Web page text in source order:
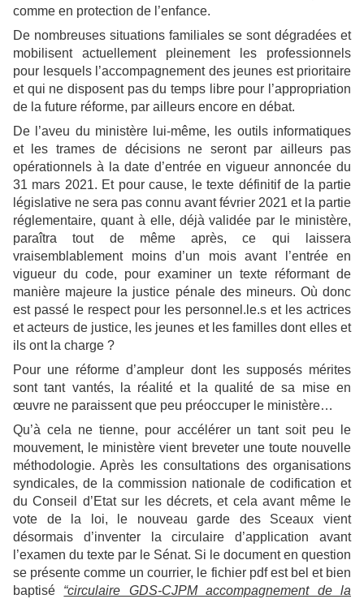
comme en protection de l’enfance.
De nombreuses situations familiales se sont dégradées et
mobilisent actuellement pleinement les professionnels
pour lesquels l’accompagnement des jeunes est prioritaire
et qui ne disposent pas du temps libre pour l’appropriation
de la future réforme, par ailleurs encore en débat.
De l’aveu du ministère lui-même, les outils informatiques
et les trames de décisions ne seront par ailleurs pas
opérationnels à la date d’entrée en vigueur annoncée du
31 mars 2021. Et pour cause, le texte définitif de la partie
législative ne sera pas connu avant février 2021 et la partie
réglementaire, quant à elle, déjà validée par le ministère,
paraîtra tout de même après, ce qui laissera
vraisemblablement moins d’un mois avant l’entrée en
vigueur du code, pour examiner un texte réformant de
manière majeure la justice pénale des mineurs. Où donc
est passé le respect pour les personnel.le.s et les actrices
et acteurs de justice, les jeunes et les familles dont elles et
ils ont la charge ?
Pour une réforme d’ampleur dont les supposés mérites
sont tant vantés, la réalité et la qualité de sa mise en
œuvre ne paraissent que peu préoccuper le ministère…
Qu’à cela ne tienne, pour accélérer un tant soit peu le
mouvement, le ministère vient breveter une toute nouvelle
méthodologie. Après les consultations des organisations
syndicales, de la commission nationale de codification et
du Conseil d’Etat sur les décrets, et cela avant même le
vote de la loi, le nouveau garde des Sceaux vient
désormais d’inventer la circulaire d’application avant
l’examen du texte par le Sénat. Si le document en question
se présente comme un courrier, le fichier pdf est bel et bien
baptisé “circulaire GDS-CJPM accompagnement de la